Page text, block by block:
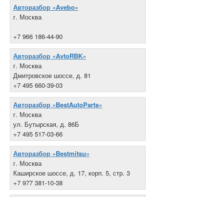
Авторазбор «Avebo»
г. Москва
+7 966 186-44-90
Авторазбор «AvtoRBK»
г. Москва
Дмитровское шоссе, д. 81
+7 495 660-39-03
Авторазбор «BestAutoParts»
г. Москва
ул. Бутырская, д. 86Б
+7 495 517-03-66
Авторазбор «Bestmitsu»
г. Москва
Каширское шоссе, д. 17, корп. 5, стр. 3
+7 977 381-10-38